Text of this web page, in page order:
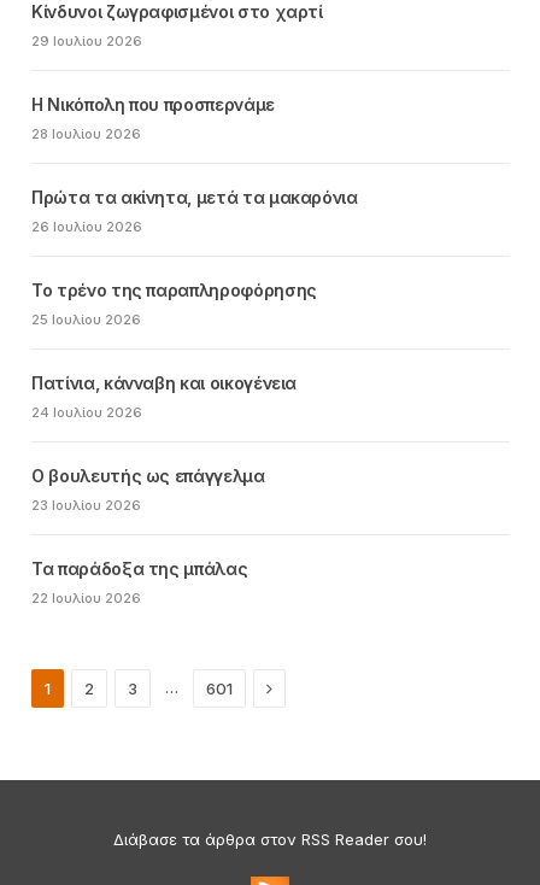
Κίνδυνοι ζωγραφισμένοι στο χαρτί
29 Ιουλίου 2026
Η Νικόπολη που προσπερνάμε
28 Ιουλίου 2026
Πρώτα τα ακίνητα, μετά τα μακαρόνια
26 Ιουλίου 2026
Το τρένο της παραπληροφόρησης
25 Ιουλίου 2026
Πατίνια, κάνναβη και οικογένεια
24 Ιουλίου 2026
Ο βουλευτής ως επάγγελμα
23 Ιουλίου 2026
Τα παράδοξα της μπάλας
22 Ιουλίου 2026
1 2 3 … 601 Next
Διάβασε τα άρθρα στον RSS Reader σου!